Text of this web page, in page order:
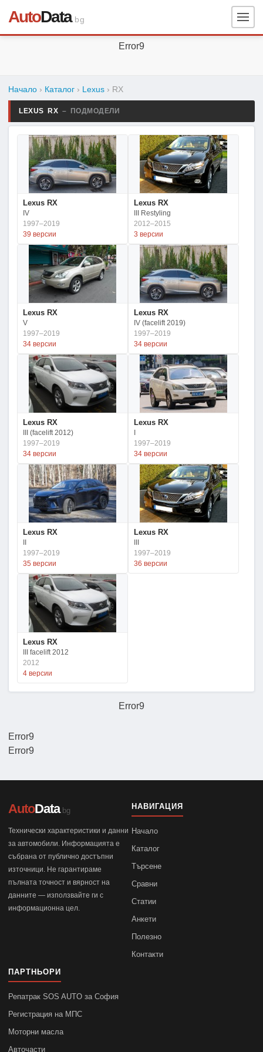
AutoData.bg
Error9
Error9
Начало › Каталог › Lexus › RX
LEXUS RX – ПОДМОДЕЛИ
Lexus RX
IV
1997–2019
39 версии
Lexus RX
III Restyling
2012–2015
3 версии
Lexus RX
V
1997–2019
34 версии
Lexus RX
IV (facelift 2019)
1997–2019
34 версии
Lexus RX
III (facelift 2012)
1997–2019
34 версии
Lexus RX
1997–2019
34 версии
Lexus RX
1997–2019
35 версии
Lexus RX
1997–2019
36 версии
Lexus RX
III facelift 2012
2012
4 версии
Error9
Error9
AutoData.bg
Технически характеристики и данни
за автомобили. Информацията е
събрана от публично достъпни
източници. Не гарантираме
пълната точност и вярност на
данните — използвайте ги с
информационна цел.
НАВИГАЦИЯ
Начало
Каталог
Търсене
Сравни
Статии
Анкети
Полезно
Контакти
ПАРТНЬОРИ
Репатрак SOS AUTO за София
Регистрация на МПС
Моторни масла
Авточасти